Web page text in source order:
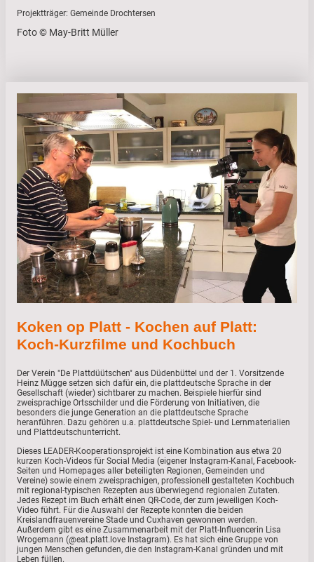
Projektträger: Gemeinde Drochtersen
Foto © May-Britt Müller
Koken op Platt - Kochen auf Platt:
Koch-Kurzfilme und Kochbuch
Der Verein "De Plattdüütschen" aus Düdenbüttel und der 1. Vorsitzende
Heinz Mügge setzen sich dafür ein, die plattdeutsche Sprache in der
Gesellschaft (wieder) sichtbarer zu machen. Beispiele hierfür sind
zweisprachige Ortsschilder und die Förderung von Initiativen, die
besonders die junge Generation an die plattdeutsche Sprache
heranführen. Dazu gehören u.a. plattdeutsche Spiel- und Lernmaterialien
und Plattdeutschunterricht.
Dieses LEADER-Kooperationsprojekt ist eine Kombination aus etwa 20
kurzen Koch-Videos für Social Media (eigener Instagram-Kanal, Facebook-
Seiten und Homepages aller beteiligten Regionen, Gemeinden und
Vereine) sowie einem zweisprachigen, professionell gestalteten Kochbuch
mit regional-typischen Rezepten aus überwiegend regionalen Zutaten.
Jedes Rezept im Buch erhält einen QR-Code, der zum jeweiligen Koch-
Video führt. Für die Auswahl der Rezepte konnten die beiden
Kreislandfrauenvereine Stade und Cuxhaven gewonnen werden.
Außerdem gibt es eine Zusammenarbeit mit der Platt-Influencerin Lisa
Wrogemann (@eat.platt.love Instagram). Es hat sich eine Gruppe von
jungen Menschen gefunden, die den Instagram-Kanal gründen und mit
Leben füllen.